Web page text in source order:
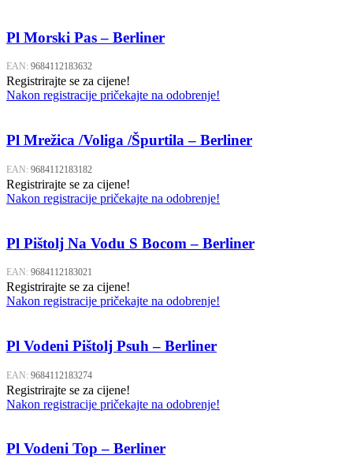
Pl Morski Pas – Berliner
EAN: 9684112183632
Registrirajte se za cijene!
Nakon registracije pričekajte na odobrenje!
Pl Mrežica /Voliga /Špurtila – Berliner
EAN: 9684112183182
Registrirajte se za cijene!
Nakon registracije pričekajte na odobrenje!
Pl Pištolj Na Vodu S Bocom – Berliner
EAN: 9684112183021
Registrirajte se za cijene!
Nakon registracije pričekajte na odobrenje!
Pl Vodeni Pištolj Psuh – Berliner
EAN: 9684112183274
Registrirajte se za cijene!
Nakon registracije pričekajte na odobrenje!
Pl Vodeni Top – Berliner